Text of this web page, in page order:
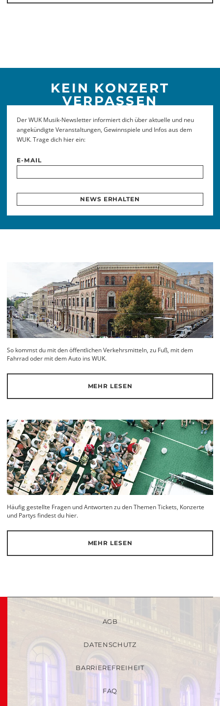
KEIN KONZERT
VERPASSEN
Der WUK Musik-Newsletter informiert dich über aktuelle und neu
angekündigte Veranstaltungen, Gewinnspiele und Infos aus dem
WUK. Trage dich hier ein:
E-MAIL
NEWS ERHALTEN
So kommst du mit den öffentlichen Verkehrsmitteln, zu Fuß, mit dem
Fahrrad oder mit dem Auto ins WUK.
MEHR LESEN
Häufig gestellte Fragen und Antworten zu den Themen Tickets, Konzerte
und Partys findest du hier.
MEHR LESEN
AGB
DATENSCHUTZ
BARRIEREFREIHEIT
FAQ